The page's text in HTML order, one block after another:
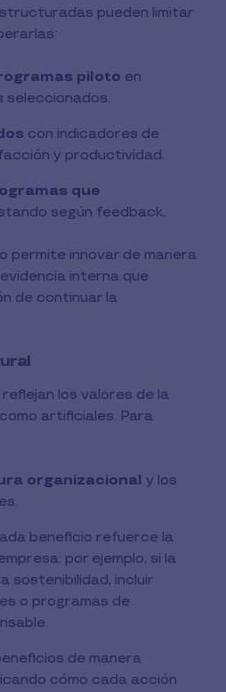
pueden limitar
piloto en
seleccionados.
con indicadores de
y productividad.
que
según feedback.
permite innovar de manera
interna que
de continuar la
los valores de la
artificiales. Para
organizacional y los
beneficio refuerce la
por ejemplo, si la
sostenibilidad, incluir
o programas de
de manera
cómo cada acción